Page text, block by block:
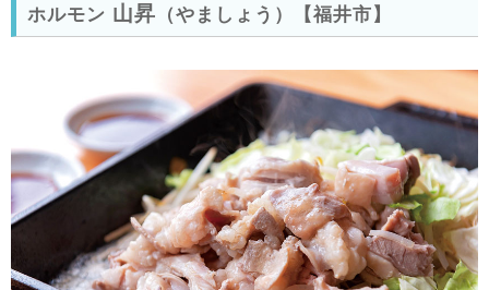
ホルモン 山昇 （やましょう） 【福井市】